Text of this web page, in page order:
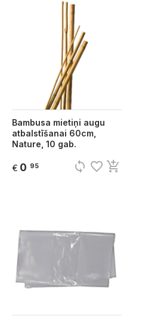
Bambusa mietiņi augu
atbalstīšanai 60cm,
Nature, 10 gab.
€ 0 95 sync favorite_border add_shopping_cart